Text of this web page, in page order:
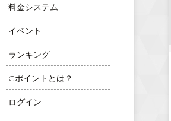
料金システム
イベント
ランキング
Gポイントとは？
ログイン